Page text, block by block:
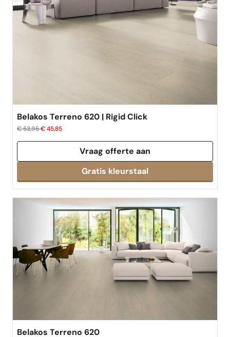
Belakos Terreno 620 | Rigid Click
€ 53,95€ 45,85
Vraag offerte aan
Belakos Terreno 620